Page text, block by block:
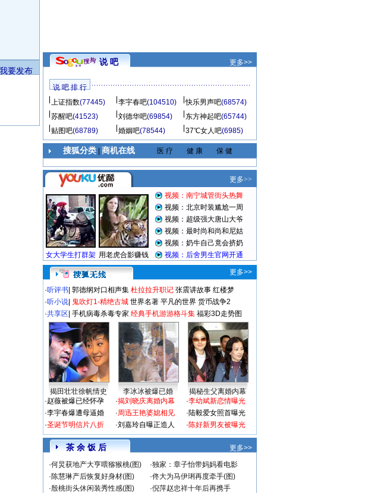
我要发布
说 吧 更多>>
说 吧 排 行
上证指数(77445) 李宇春吧(104510) 快乐男声吧(68574)
苏醒吧(41523) 刘德华吧(69854) 东方神起吧(65744)
贴图吧(68789) 婚姻吧(78544) 37℃女人吧(6985)
搜狐分类| 商机在线 医 疗 健 康 保 健
更多>>
·听评书 郭德纲对口相声集 杜拉拉升职记 张震讲故事 红楼梦
·听小说 鬼吹灯1-精绝古城 世界名著 平凡的世界 货币战争2
·共享区 手机病毒杀毒专家 经典手机游游格斗集 福彩3D走势图
揭田壮壮徐帆情史 李冰冰被爆已婚
揭秘生父离婚内幕
·赵薇被爆已经怀孕
·李宇春爆遭母逼婚
·圣诞节明信片八折
·揭刘晓庆离婚内幕
·周迅王艳婆媳相见
·刘嘉玲自曝正造人
·李幼斌新恋情曝光
·陆毅爱女照首曝光
·陈好新男友被曝光
茶 余 饭 后
更多>>
·何炅获地产大亨喂猕猴桃(图) ·独家：章子怡带妈妈看电影
·陈慧琳产后恢复好身材(图) ·佟大为马伊琍再度牵手(图)
·殷桃街头休闲装秀性感(图) ·倪萍赵忠祥十年后再携手